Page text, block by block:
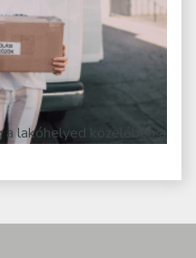
lakóhelyed közelében a